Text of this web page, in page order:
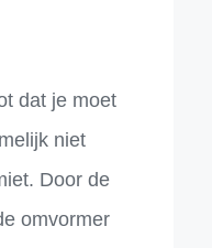
dat je moet
niet
Door de
omvormer